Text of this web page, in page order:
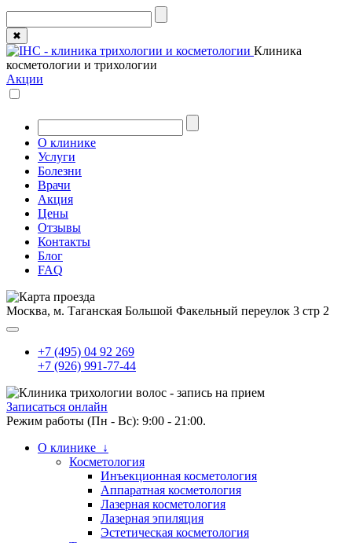
✖
Клиника
косметологии и трихологии
Акции
О клинике
Услуги
Болезни
Врачи
Акция
Цены
Отзывы
Контакты
Блог
FAQ
Москва, м. Таганская Большой Факельный переулок 3 стр 2
+7 (495) 04 92 269
+7 (926) 991-77-44
Записаться онлайн
Режим работы (Пн - Вс): 9:00 - 21:00.
О клинике ↓
Косметология
Инъекционная косметология
Аппаратная косметология
Лазерная косметология
Лазерная эпиляция
Эстетическая косметология